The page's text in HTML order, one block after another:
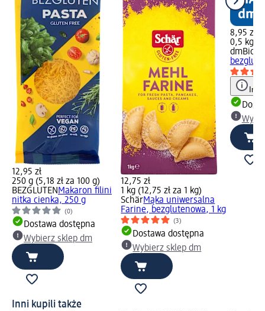
12,95 zł
250 g (5,18 zł za 100 g)
BEZGLUTENMakaron filini
nitka cienka, 250 g
(0)
Dostawa dostępna
Wybierz sklep dm
12,75 zł
1 kg (12,75 zł za 1 kg)
SchärMąka uniwersalna
Farine, bezglutenowa, 1 kg
(3)
Dostawa dostępna
Wybierz sklep dm
8,95 zł
0,5 kg
dmBio
Inni kupili także